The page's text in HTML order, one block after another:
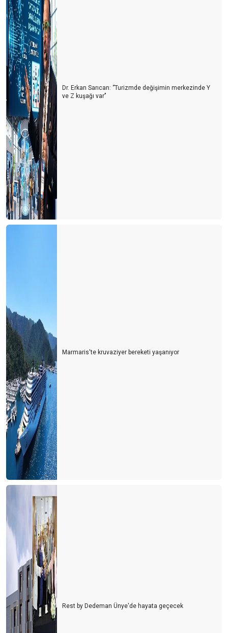
Dr. Erkan Sarıcan: ‘’Turizmde değişimin merkezinde Y
ve Z kuşağı var’’
Marmaris'te kruvaziyer bereketi yaşanıyor
Rest by Dedeman Ünye'de hayata geçecek